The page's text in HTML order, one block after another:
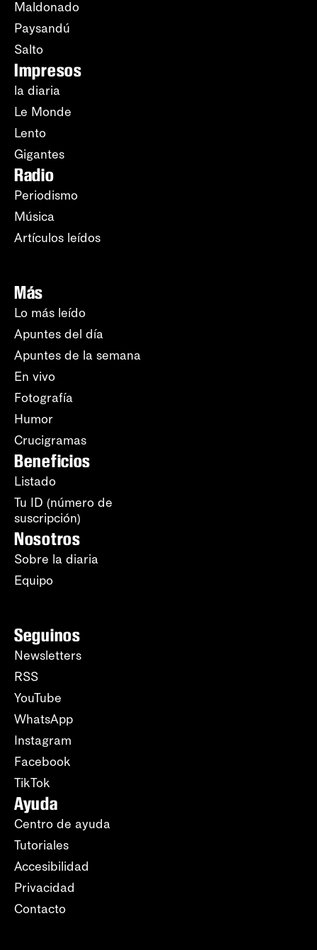
Maldonado
Paysandú
Salto
Impresos
la diaria
Le Monde
Lento
Gigantes
Radio
Periodismo
Música
Artículos leídos
Más
Lo más leído
Apuntes del día
Apuntes de la semana
En vivo
Fotografía
Humor
Crucigramas
Beneficios
Listado
Tu ID (número de
suscripción)
Nosotros
Sobre la diaria
Equipo
Seguinos
Newsletters
RSS
YouTube
WhatsApp
Instagram
Facebook
TikTok
Ayuda
Centro de ayuda
Tutoriales
Accesibilidad
Privacidad
Contacto